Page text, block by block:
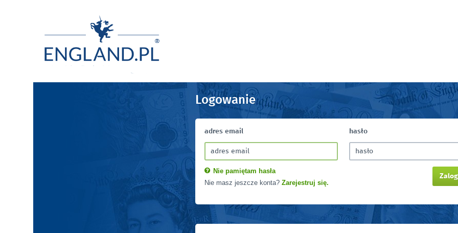
Logowanie
adres email hasło
Nie pamiętam hasła
Nie masz jeszcze konta? Zarejestruj się.